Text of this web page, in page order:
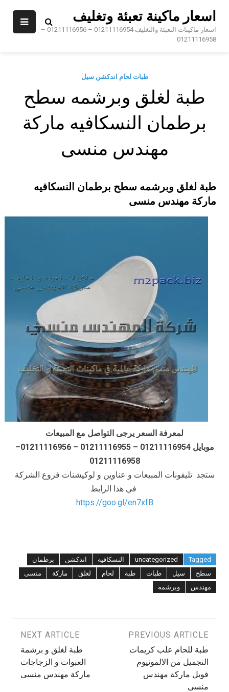
اسعار ماكينة تعبئة وتغليف
اسعار ماكينات التعبئة والتغليف 01211116954 – 01211116956 –
01211116958
طبات لحام اندكشن سيل
طبة لغلق وبرشمه سطح
برطمان النسكافيه ماركة
مهندس منسى
طبة لغلق وبرشمه سطح برطمان النسكافيه
ماركة مهندس منسى
لمعرفة السعر يرجى التواصل مع المبيعات
موبايل 01211116954 – 01211116955 – 01211116956–
01211116958
ستجد تليفونات المبيعات و عناوين و لوكيشنات فروع الشركة
في هذا الرابط
https://goo.gl/en7xfB
Tagged
uncategorized النسكافيه اندكشن
برطمان
سطح
سيل طبات طبة لحام لغلق ماركة
منسى
مهندس
وبرشمه
تصفّح
المقالات
PREVIOUS ARTICLE
طبة للحام علب كريمات
التجميل من الالمونيوم
فويل ماركة مهندس
منسى
NEXT ARTICLE
طبة لغلق و برشمة
العبوات و الزجاجات
ماركة مهندس منسى